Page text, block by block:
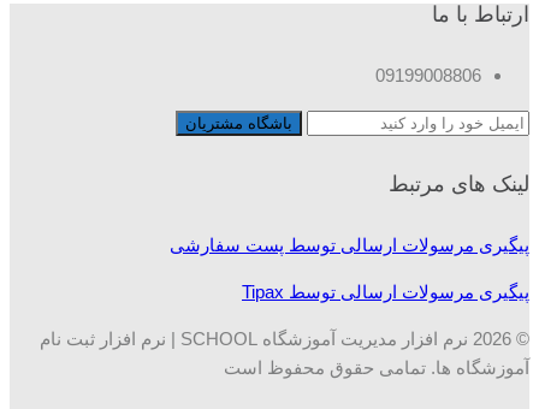
ارتباط با ما
09199008806
لینک های مرتبط
پیگیری مرسولات ارسالی توسط پست سفارشی
پیگیری مرسولات ارسالی توسط Tipax
© 2026 نرم افزار مدیریت آموزشگاه SCHOOL | نرم افزار ثبت نام
آموزشگاه ها. تمامی حقوق محفوظ است